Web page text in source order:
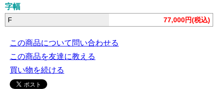
字幅
F 77,000円(税込)
この商品について問い合わせる
この商品を友達に教える
買い物を続ける